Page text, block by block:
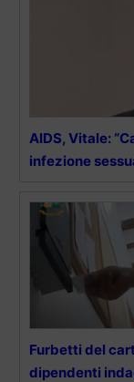
AIDS, Vitale:
infezione
Furbetti del
dipendenti